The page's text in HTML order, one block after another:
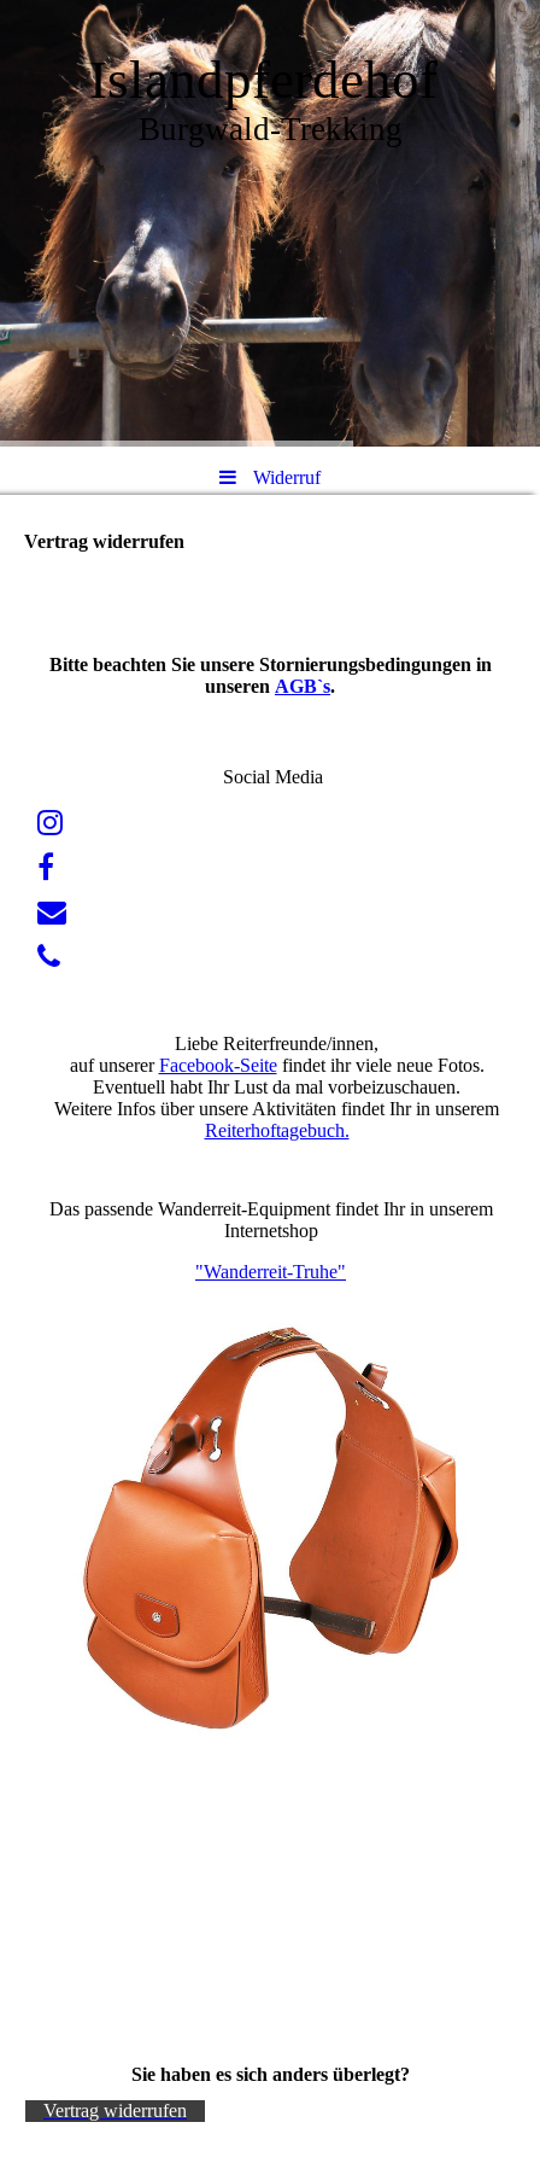
Islandpferdehof
Burgwald-Trekking
Widerruf
Vertrag widerrufen
Bitte beachten Sie unsere Stornierungsbedingungen in
unseren AGB`s.
Social Media
Liebe Reiterfreunde/innen,
auf unsererFacebook-Seitefindet ihr viele neue Fotos.
Eventuell habt Ihr Lust da mal vorbeizuschauen.
Weitere Infos über unsere Aktivitäten findet Ihr in unserem
Reiterhoftagebuch.
Das passende Wanderreit-Equipment findet Ihr in unserem
Internetshop
"Wanderreit-Truhe"
Sie haben es sich anders überlegt?
Vertrag widerrufen